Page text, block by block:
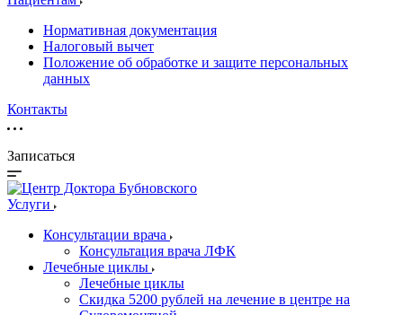
Нормативная документация
Налоговый вычет
Положение об обработке и защите персональных
данных
Контакты
Записаться
Услуги
Консультации врача
Консультация врача ЛФК
Лечебные циклы
Лечебные циклы
Скидка 5200 рублей на лечение в центре на